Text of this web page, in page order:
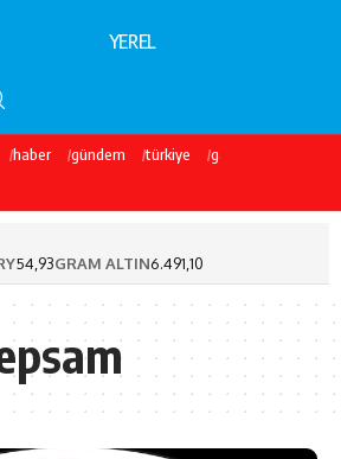
YEREL
haber gündem türkiye galatasaray
54,93GRAM ALTIN6.491,10